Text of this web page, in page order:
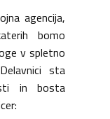
agencija,
bomo
v spletno
sta
in bosta